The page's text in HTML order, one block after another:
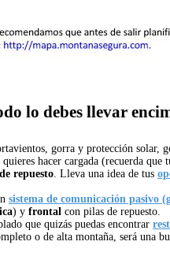
lo debes llevar
gorra y protección solar,
hacer cargada (recuerda que
repuesto . Lleva una idea de tus
sistema de comunicación pasivo
) y frontal con pilas de repuesto.
que quizás puedas encontrar
o de alta montaña, será una